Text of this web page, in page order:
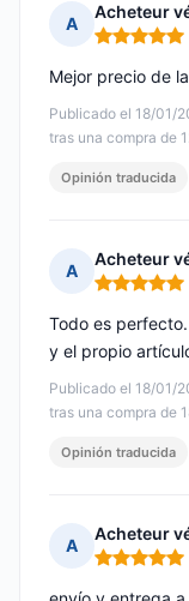
A
Acheteur
Nota: 5 de 5
Publicado el 18/01/
tras una compra de
Mejor precio de
Opinión traducida
A
Acheteur
Nota: 5 de 5
Publicado el 18/01/
tras una compra de
Todo es
y el propio
Opinión traducida
A
Acheteur
Nota: 5 de 5